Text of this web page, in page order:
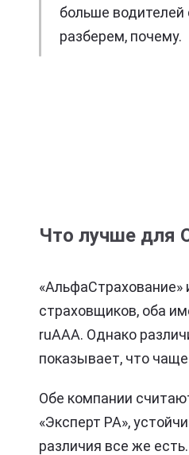
больше
разберем, почему.
Что лучше для
«АльфаСтрахование»
страховщиков, оба
ruAAA. Однако
показывает, что
Обе компании
«Эксперт РА»,
различия все же есть.